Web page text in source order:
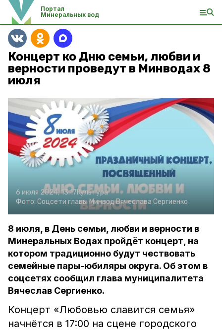
Портал
Минеральных вод
Концерт ко Дню семьи, любви и
верности проведут в Минводах 8
июля
6 июля 2024, 13:17Культура
Фото: Соцсети главы Минвод Вячеслава Сергиенко
8 июля, в День семьи, любви и верности в
Минеральных Водах пройдёт концерт, на
котором традиционно будут чествовать
семейные пары-юбиляры округа. Об этом в
соцсетях сообщил глава муниципалитета
Вячеслав Сергиенко.
Концерт «Любовью славится семья»
начнётся в 17:00 на сцене городского